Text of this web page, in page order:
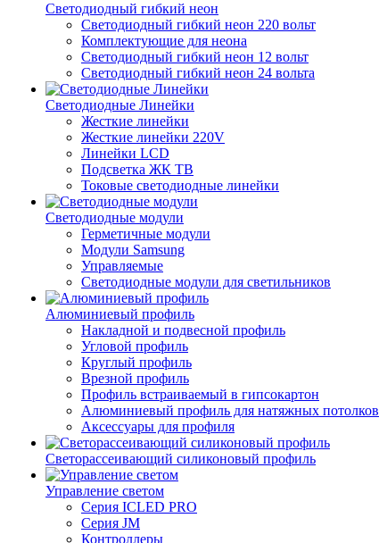
Светодиодный гибкий неон
Светодиодный гибкий неон 220 вольт
Комплектующие для неона
Светодиодный гибкий неон 12 вольт
Светодиодный гибкий неон 24 вольта
Светодиодные Линейки
Жесткие линейки
Жесткие линейки 220V
Линейки LCD
Подсветка ЖК ТВ
Токовые светодиодные линейки
Светодиодные модули
Герметичные модули
Модули Samsung
Управляемые
Светодиодные модули для светильников
Алюминиевый профиль
Накладной и подвесной профиль
Угловой профиль
Круглый профиль
Врезной профиль
Профиль встраиваемый в гипсокартон
Алюминиевый профиль для натяжных потолков
Аксессуары для профиля
Светорассеивающий силиконовый профиль
Управление светом
Серия ICLED PRO
Серия JM
Контроллеры